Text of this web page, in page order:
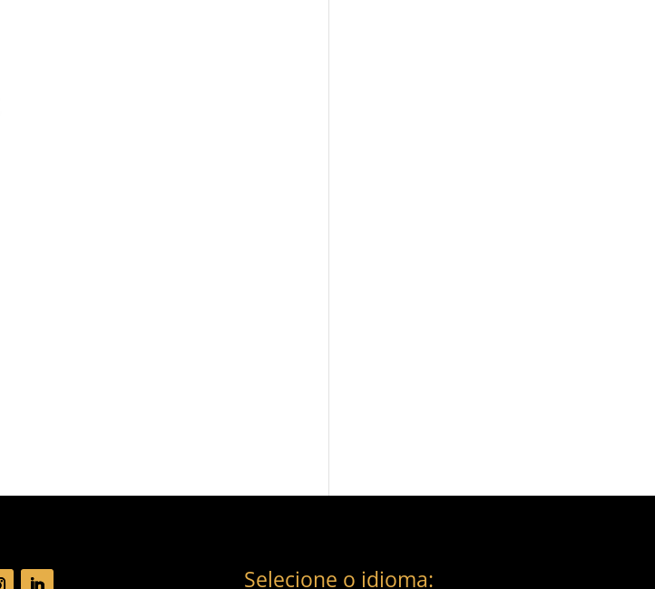
Selecione o idioma: